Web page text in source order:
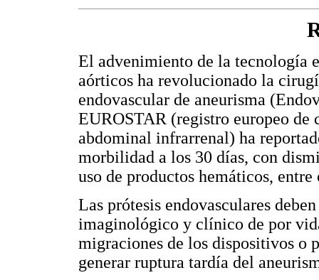
El advenimiento de la tecnología
aórticos ha revolucionado la
endovascular de aneurisma
EUROSTAR (registro europeo de
abdominal infrarrenal) ha
morbilidad a los 30 días, con
uso de productos hemáticos, entre
Las prótesis endovasculares
imaginológico y clínico de por
migraciones de los dispositivos o
generar ruptura tardía del